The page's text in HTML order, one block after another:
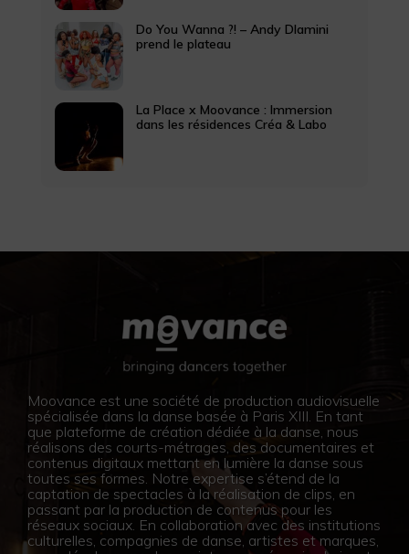
Do You Wanna ?! – Andy Dlamini
prend le plateau
La Place x Moovance : Immersion
dans les résidences Créa & Labo
Moovance est une société de production audiovisuelle
spécialisée dans la danse basée à Paris XIII. En tant
que plateforme de création dédiée à la danse, nous
réalisons des courts-métrages, des documentaires et
contenus digitaux mettant en lumière la danse sous
toutes ses formes. Notre expertise s’étend de la
captation de spectacles à la réalisation de clips, en
passant par la production de contenus pour les
réseaux sociaux. En collaboration avec des institutions
culturelles, compagnies de danse, artistes et marques,